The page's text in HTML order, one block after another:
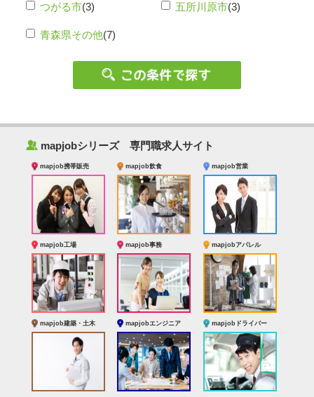
つがる市(3) 五所川原市(3)
青森県その他(7)
‰ mapjobシリーズ 専門職求人サイト
mapjob携帯販売 mapjob飲食 mapjob営業
mapjob工場 mapjob事務 mapjobアパレル
mapjob建築・土木 mapjobエンジニア mapjobドライバー